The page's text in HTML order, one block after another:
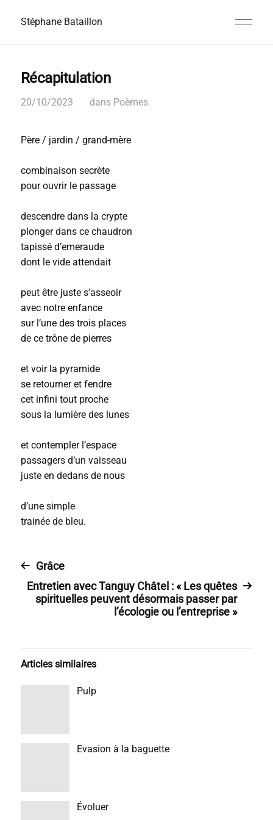
Stéphane Bataillon
Récapitulation
20/10/2023 dans Poèmes
Père / jardin / grand-mère
combinaison secrète
pour ouvrir le passage
descendre dans la crypte
plonger dans ce chaudron
tapissé d’emeraude
dont le vide attendait
peut être juste s’asseoir
avec notre enfance
sur l’une des trois places
de ce trône de pierres
et voir la pyramide
se retourner et fendre
cet infini tout proche
sous la lumière des lunes
et contempler l’espace
passagers d’un vaisseau
juste en dedans de nous
d’une simple
trainée de bleu.
Grâce
Entretien avec Tanguy Châtel : « Les quêtes
spirituelles peuvent désormais passer par
l’écologie ou l’entreprise »
Articles similaires
Pulp
Evasion à la baguette
Évoluer